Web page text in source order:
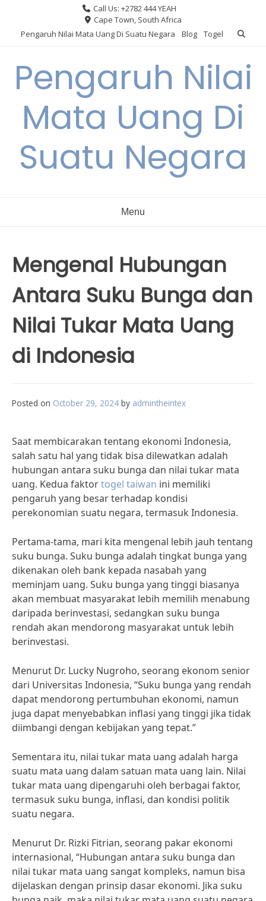
content
Call Us: +2782 444 YEAH
Cape Town, South Africa
Pengaruh Nilai Mata Uang Di Suatu Negara
Blog Togel
Pengaruh Nilai
Mata Uang Di
Suatu Negara
Menu
Mengenal Hubungan
Antara Suku Bunga dan
Nilai Tukar Mata Uang
di Indonesia
Posted on October 29, 2024 by admintheintex
Saat membicarakan tentang ekonomi Indonesia,
salah satu hal yang tidak bisa dilewatkan adalah
hubungan antara suku bunga dan nilai tukar mata
uang. Kedua faktortogel taiwan ini memiliki
pengaruh yang besar terhadap kondisi
perekonomian suatu negara, termasuk Indonesia.
Pertama-tama, mari kita mengenal lebih jauh tentang
suku bunga. Suku bunga adalah tingkat bunga yang
dikenakan oleh bank kepada nasabah yang
meminjam uang. Suku bunga yang tinggi biasanya
akan membuat masyarakat lebih memilih menabung
daripada berinvestasi, sedangkan suku bunga
rendah akan mendorong masyarakat untuk lebih
berinvestasi.
Menurut Dr. Lucky Nugroho, seorang ekonom senior
dari Universitas Indonesia, “Suku bunga yang rendah
dapat mendorong pertumbuhan ekonomi, namun
juga dapat menyebabkan inflasi yang tinggi jika tidak
diimbangi dengan kebijakan yang tepat.”
Sementara itu, nilai tukar mata uang adalah harga
suatu mata uang dalam satuan mata uang lain. Nilai
tukar mata uang dipengaruhi oleh berbagai faktor,
termasuk suku bunga, inflasi, dan kondisi politik
suatu negara.
Menurut Dr. Rizki Fitrian, seorang pakar ekonomi
internasional, “Hubungan antara suku bunga dan
nilai tukar mata uang sangat kompleks, namun bisa
dijelaskan dengan prinsip dasar ekonomi. Jika suku